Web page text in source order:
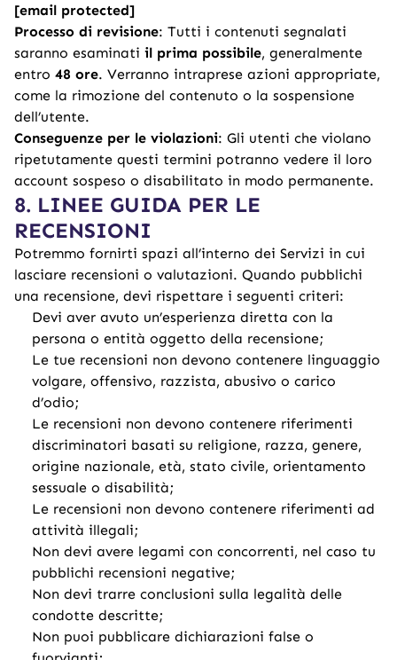
[email protected]
Processo di revisione: Tutti i contenuti segnalati
saranno esaminati il prima possibile, generalmente
entro 48 ore. Verranno intraprese azioni appropriate,
come la rimozione del contenuto o la sospensione
dell’utente.
Conseguenze per le violazioni: Gli utenti che violano
ripetutamente questi termini potranno vedere il loro
account sospeso o disabilitato in modo permanente.
8. LINEE GUIDA PER LE
RECENSIONI
Potremmo fornirti spazi all’interno dei Servizi in cui
lasciare recensioni o valutazioni. Quando pubblichi
una recensione, devi rispettare i seguenti criteri:
Devi aver avuto un’esperienza diretta con la
persona o entità oggetto della recensione;
Le tue recensioni non devono contenere linguaggio
volgare, offensivo, razzista, abusivo o carico
d’odio;
Le recensioni non devono contenere riferimenti
discriminatori basati su religione, razza, genere,
origine nazionale, età, stato civile, orientamento
sessuale o disabilità;
Le recensioni non devono contenere riferimenti ad
attività illegali;
Non devi avere legami con concorrenti, nel caso tu
pubblichi recensioni negative;
Non devi trarre conclusioni sulla legalità delle
condotte descritte;
Non puoi pubblicare dichiarazioni false o